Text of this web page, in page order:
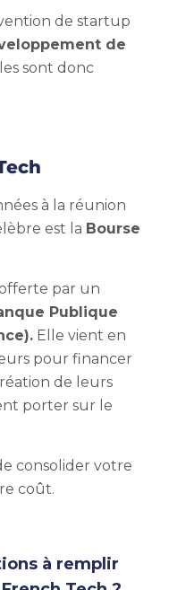
de startup
de
sont donc
à la réunion
est la Bourse
par un
Publique
Elle vient en
pour financer
de leurs
porter sur le
consolider votre
coût.
à remplir